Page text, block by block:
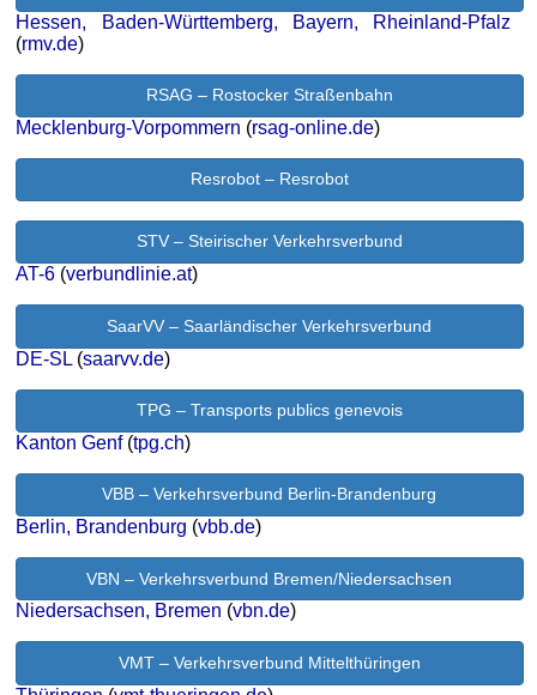
Hessen, Baden-Württemberg, Bayern, Rheinland-Pfalz
(rmv.de)
RSAG – Rostocker Straßenbahn
Mecklenburg-Vorpommern (rsag-online.de)
Resrobot – Resrobot
STV – Steirischer Verkehrsverbund
AT-6 (verbundlinie.at)
SaarVV – Saarländischer Verkehrsverbund
DE-SL (saarvv.de)
TPG – Transports publics genevois
Kanton Genf(tpg.ch)
VBB – Verkehrsverbund Berlin-Brandenburg
Berlin, Brandenburg (vbb.de)
VBN – Verkehrsverbund Bremen/Niedersachsen
Niedersachsen, Bremen (vbn.de)
VMT – Verkehrsverbund Mittelthüringen